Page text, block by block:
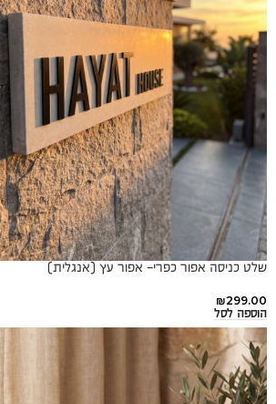
שלט כניסה אפור כפרי- אפור עץ (אנגלית)
₪299.00
הוספה לסל